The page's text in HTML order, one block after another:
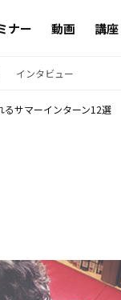
ナー 動画 講座
インタビュー
サマーインターン12選